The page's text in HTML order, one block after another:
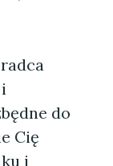
do
Cię
i